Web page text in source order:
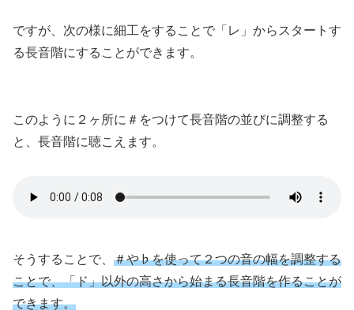
ですが、次の様に細工をすることで「レ」からスタートす
る長音階にすることができます。
このように２ヶ所に＃をつけて長音階の並びに調整する
と、長音階に聴こえます。
そうすることで、 ＃や♭を使って２つの音の幅を調整する
ことで、「ド」以外の高さから始まる長音階を作ることが
できます。